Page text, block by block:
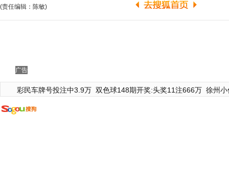
(责任编辑：陈敏)
广告
彩民车牌号投注中3.9万 双色球148期开奖:头奖11注666万 徐州